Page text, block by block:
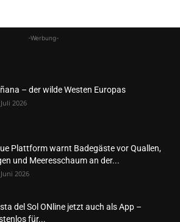
-Werbung-
– der wilde Westen Europas
2026
Plattform warnt Badegäste vor Quallen,
und Meeresschaum an der...
2026
del Sol ONline jetzt auch als App –
für...